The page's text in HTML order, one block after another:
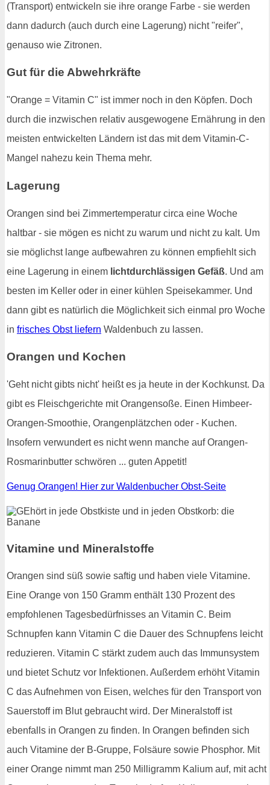
(Transport) entwickeln sie ihre orange Farbe - sie werden
dann dadurch (auch durch eine Lagerung) nicht "reifer",
genauso wie Zitronen.
Gut für die Abwehrkräfte
"Orange = Vitamin C" ist immer noch in den Köpfen. Doch
durch die inzwischen relativ ausgewogene Ernährung in den
meisten entwickelten Ländern ist das mit dem Vitamin-C-
Mangel nahezu kein Thema mehr.
Lagerung
Orangen sind bei Zimmertemperatur circa eine Woche
haltbar - sie mögen es nicht zu warum und nicht zu kalt. Um
sie möglichst lange aufbewahren zu können empfiehlt sich
eine Lagerung in einem lichtdurchlässigen Gefäß. Und am
besten im Keller oder in einer kühlen Speisekammer. Und
dann gibt es natürlich die Möglichkeit sich einmal pro Woche
in frisches Obst liefern Waldenbuch zu lassen.
Orangen und Kochen
'Geht nicht gibts nicht' heißt es ja heute in der Kochkunst. Da
gibt es Fleischgerichte mit Orangensoße. Einen Himbeer-
Orangen-Smoothie, Orangenplätzchen oder - Kuchen.
Insofern verwundert es nicht wenn manche auf Orangen-
Rosmarinbutter schwören ... guten Appetit!
Genug Orangen! Hier zur Waldenbucher Obst-Seite
Vitamine und Mineralstoffe
Orangen sind süß sowie saftig und haben viele Vitamine.
Eine Orange von 150 Gramm enthält 130 Prozent des
empfohlenen Tagesbedürfnisses an Vitamin C. Beim
Schnupfen kann Vitamin C die Dauer des Schnupfens leicht
reduzieren. Vitamin C stärkt zudem auch das Immunsystem
und bietet Schutz vor Infektionen. Außerdem erhöht Vitamin
C das Aufnehmen von Eisen, welches für den Transport von
Sauerstoff im Blut gebraucht wird. Der Mineralstoff ist
ebenfalls in Orangen zu finden. In Orangen befinden sich
auch Vitamine der B-Gruppe, Folsäure sowie Phosphor. Mit
einer Orange nimmt man 250 Milligramm Kalium auf, mit acht